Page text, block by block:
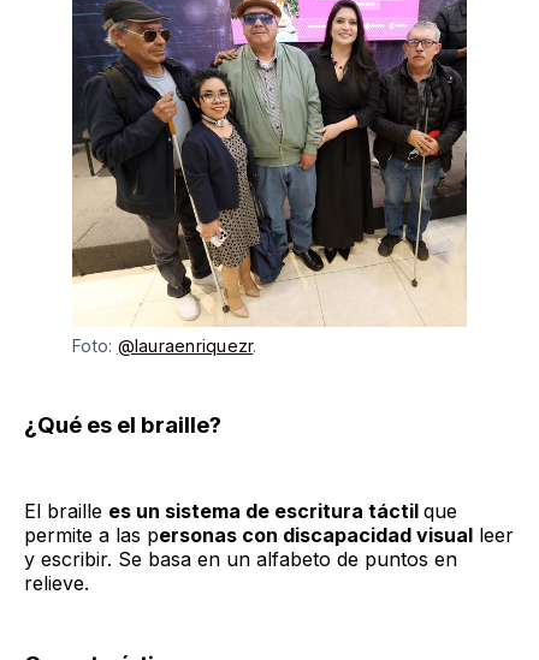
Foto: @lauraenriquezr.
¿Qué es el braille?
El braille es un sistema de escritura táctil que
permite a las personas con discapacidad visual leer
y escribir. Se basa en un alfabeto de puntos en
relieve.